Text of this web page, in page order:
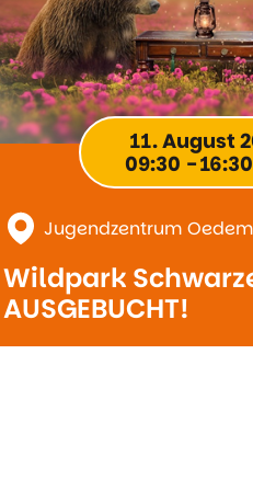
11. August
09:30 -
Jugendzentrum
Wildpark
AUSGEBUCHT!